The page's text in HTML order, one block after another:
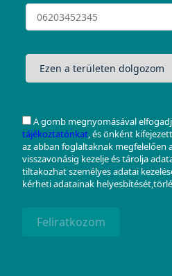
A gomb megnyomásával
tájékoztatónkat , és önként
az abban foglaltaknak megfelelően
visszavonásig kezelje és tárolja
tiltakozhat személyes adatai
kérheti adatainak
Feliratkozom